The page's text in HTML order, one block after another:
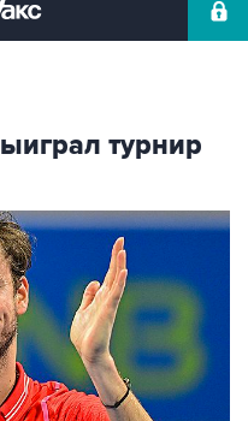
турнир